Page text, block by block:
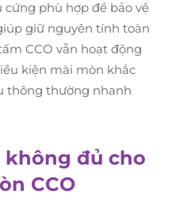
phù hợp để bảo vệ
giữ nguyên tính toàn
CCO vẫn hoạt động
kiện mài mòn khắc
thông thường nhanh
không đủ cho
CCO